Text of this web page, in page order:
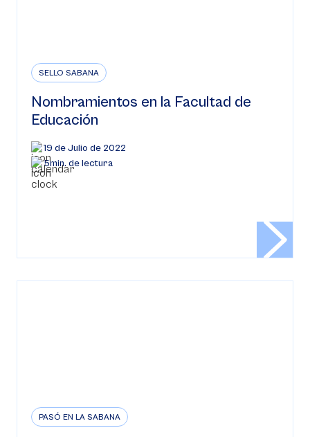
SELLO SABANA
Nombramientos en la Facultad de
Educación
19 de Julio de 2022
5min. de lectura
PASÓ EN LA SABANA